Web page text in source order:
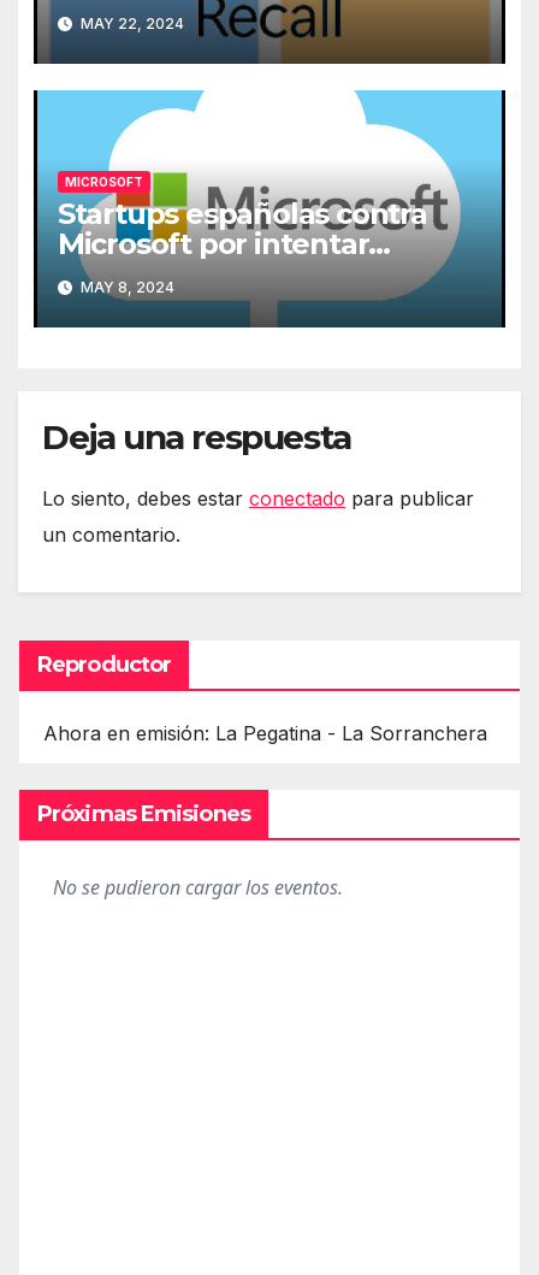
MAY 22, 2024
MICROSOFT
Startups españolas contra
Microsoft por intentar
expulsarlas de la nube
MAY 8, 2024
Deja una respuesta
Lo siento, debes estar conectado para publicar
un comentario.
Reproductor
Ahora en emisión: La Pegatina - La Sorranchera
Próximas Emisiones